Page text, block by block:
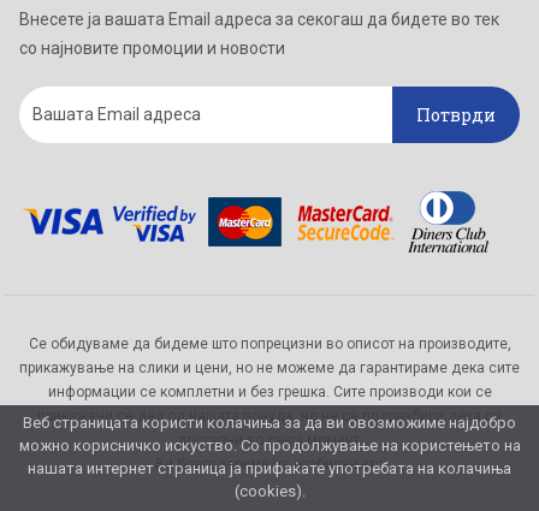
Веб страницата користи колачиња за да ви овозможиме најдобро
можно корисничко искуство. Со продолжување на користењето на
нашата интернет страница ја прифаќате употребата на колачиња
(cookies).
Внесете ја вашата Email адреса за секогаш да бидете во тек
со најновите промоции и новости
Потврди
Се обидуваме да бидеме што попрецизни во описот на производите,
прикажување на слики и цени, но не можеме да гарантираме дека сите
информации се комплетни и без грешка. Сите производи кои се
прикажани се дел од нашата понуда, но не се подразбира дека се
достапни во секој момент.
Ви благодариме на разбирањето